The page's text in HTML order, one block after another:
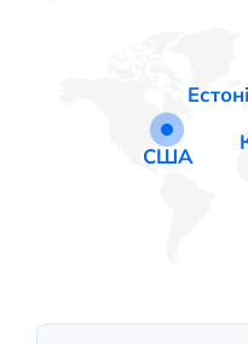
США